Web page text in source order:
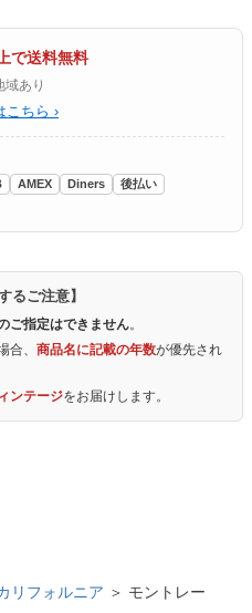
で送料無料
あり
こちら ›
AMEX Diners
後払い
るご注意】
ご指定はできません。
合、 商品名に記載の年数が優先され
ンテージをお届けします。
リフォルニア ＞ モントレー